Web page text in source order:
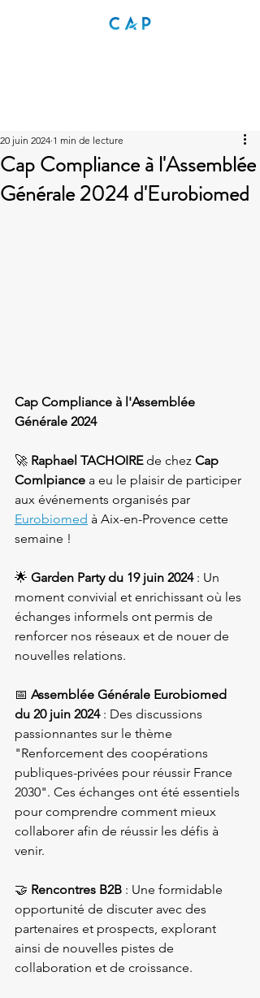
Cap Compliance à l'Assemblée
Générale 2024 d'Eurobiomed
20 juin 2024 1 min de lecture
Cap Compliance à l'Assemblée
Générale 2024
🚀 Raphael TACHOIRE de chez Cap
Comlpiance a eu le plaisir de participer
aux événements organisés par
Eurobiomed à Aix-en-Provence cette
semaine !
🌟 Garden Party du 19 juin 2024 : Un
moment convivial et enrichissant où les
échanges informels ont permis de
renforcer nos réseaux et de nouer de
nouvelles relations.
📅 Assemblée Générale Eurobiomed
du 20 juin 2024 : Des discussions
passionnantes sur le thème
"Renforcement des coopérations
publiques-privées pour réussir France
2030". Ces échanges ont été essentiels
pour comprendre comment mieux
collaborer afin de réussir les défis à
venir.
🤝 Rencontres B2B : Une formidable
opportunité de discuter avec des
partenaires et prospects, explorant
ainsi de nouvelles pistes de
collaboration et de croissance.